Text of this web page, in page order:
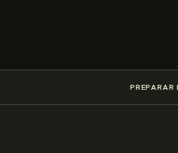
PREPARAR